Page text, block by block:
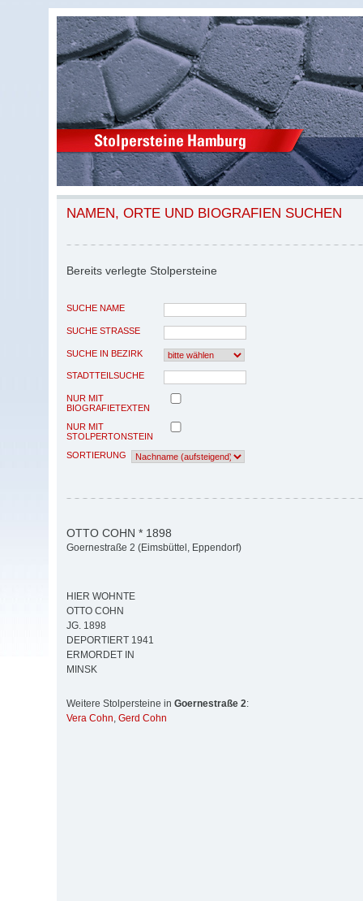
NAMEN, ORTE UND BIOGRAFIEN SUCHEN
Bereits verlegte Stolpersteine
SUCHE NAME
SUCHE STRASSE
SUCHE IN BEZIRK
STADTTEILSUCHE
NUR MIT
BIOGRAFIETEXTEN
NUR MIT
STOLPERTONSTEIN
SORTIERUNG
OTTO COHN * 1898
Goernestraße 2 (Eimsbüttel, Eppendorf)
HIER WOHNTE
OTTO COHN
JG. 1898
DEPORTIERT 1941
ERMORDET IN
MINSK
Weitere Stolpersteine in Goernestraße 2:
Vera Cohn, Gerd Cohn